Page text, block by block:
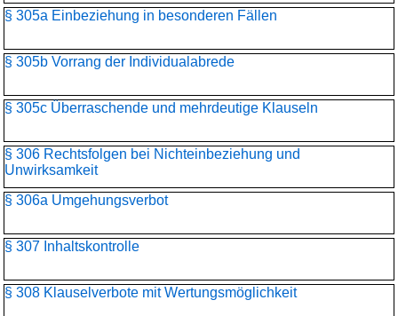
§ 305a Einbeziehung in besonderen Fällen
§ 305b Vorrang der Individualabrede
§ 305c Überraschende und mehrdeutige Klauseln
§ 306 Rechtsfolgen bei Nichteinbeziehung und
Unwirksamkeit
§ 306a Umgehungsverbot
§ 307 Inhaltskontrolle
§ 308 Klauselverbote mit Wertungsmöglichkeit